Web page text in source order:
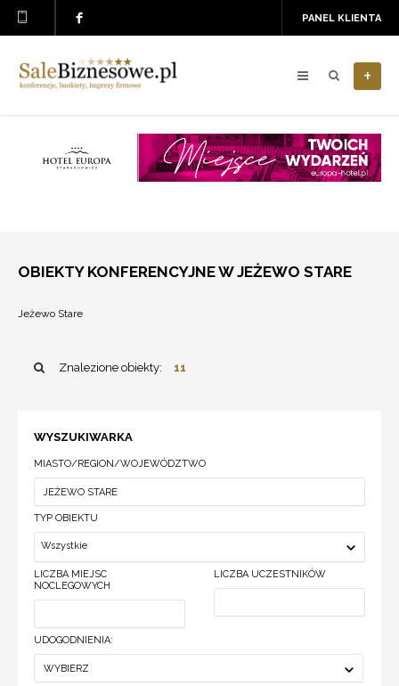
PANEL KLIENTA
+
OBIEKTY KONFERENCYJNE W JEŻEWO STARE
Jeżewo Stare
Znalezione obiekty: 11
WYSZUKIWARKA
MIASTO/REGION/WOJEWÓDZTWO
TYP OBIEKTU
Wszystkie
LICZBA MIEJSC
NOCLEGOWYCH
LICZBA UCZESTNIKÓW
UDOGODNIENIA:
WYBIERZ